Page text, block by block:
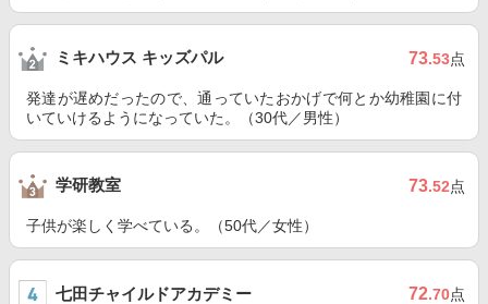
ミキハウス キッズパル 73.53点
発達が遅めだったので、通っていたおかげで何とか幼稚園に付
いていけるようになっていた。（30代／男性）
学研教室 73.52点
子供が楽しく学べている。（50代／女性）
七田チャイルドアカデミー 72.70点